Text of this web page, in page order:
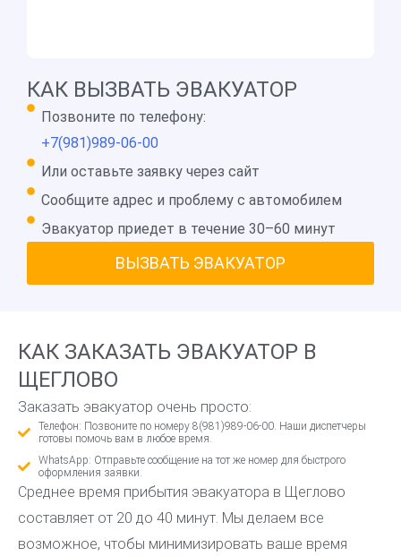
КАК ВЫЗВАТЬ ЭВАКУАТОР
Позвоните по телефону:
+7(981)989-06-00
Или оставьте заявку через сайт
Сообщите адрес и проблему с автомобилем
Эвакуатор приедет в течение 30–60 минут
ВЫЗВАТЬ ЭВАКУАТОР
КАК ЗАКАЗАТЬ ЭВАКУАТОР В
ЩЕГЛОВО
Заказать эвакуатор очень просто:
Телефон: Позвоните по номеру 8(981)989-06-00. Наши диспетчеры
готовы помочь вам в любое время.
WhatsApp: Отправьте сообщение на тот же номер для быстрого
оформления заявки.
Среднее время прибытия эвакуатора в Щеглово
составляет от 20 до 40 минут. Мы делаем все
возможное, чтобы минимизировать ваше время